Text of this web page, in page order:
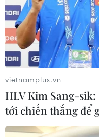
vietnamplus.vn
HLV Kim Sang-
tới chiến thắng để